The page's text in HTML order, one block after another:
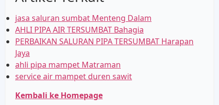
jasa saluran sumbat Menteng Dalam
AHLI PIPA AIR TERSUMBAT Bahagia
PERBAIKAN SALURAN PIPA TERSUMBAT Harapan
Jaya
ahli pipa mampet Matraman
service air mampet duren sawit
Kembali ke Homepage